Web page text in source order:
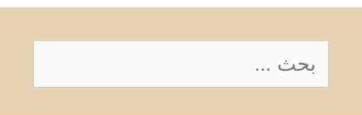
عن: